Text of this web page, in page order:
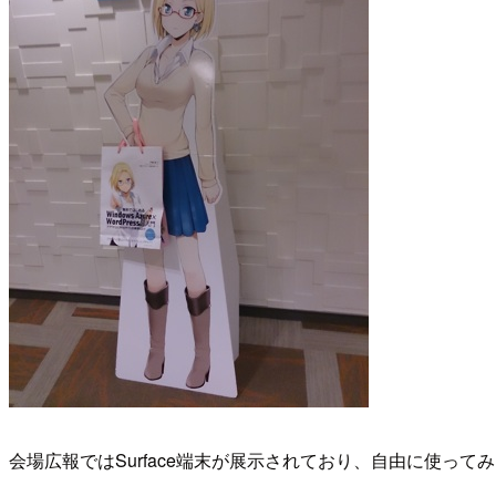
会場広報ではSurface端末が展示されており、自由に使ってみ